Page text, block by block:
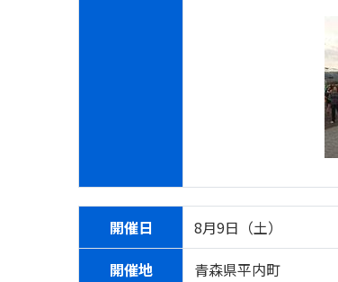
開催日
8月9日（土）
開催地
青森県平内町